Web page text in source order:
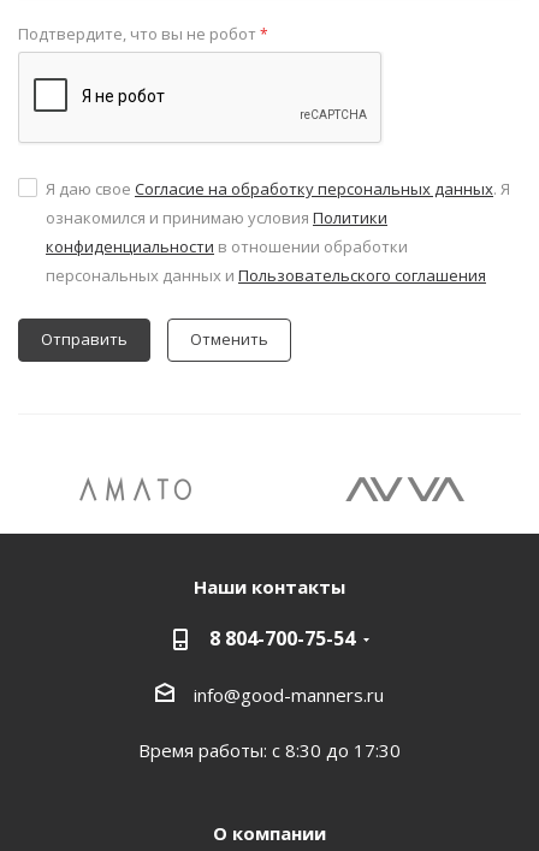
Подтвердите, что вы не робот*
Я даю свое Согласие на обработку персональных данных. Я
ознакомился и принимаю условия Политики
конфиденциальности в отношении обработки
персональных данных и Пользовательского соглашения
Отменить
Наши контакты
8 804-700-75-54
info@good-manners.ru
Время работы: с 8:30 до 17:30
О компании